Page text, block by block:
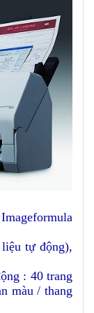
tự động),
: 40 trang
màu / thang